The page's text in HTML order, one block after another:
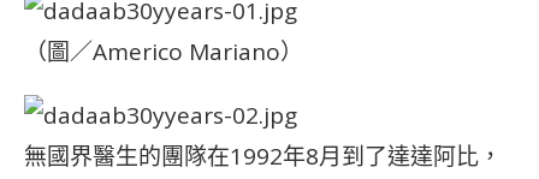
（圖／Americo Mariano）
無國界醫生的團隊在1992年8月到了達達阿比，